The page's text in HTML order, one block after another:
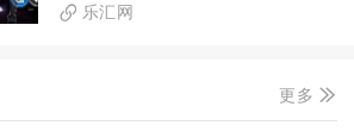
乐汇网
更多